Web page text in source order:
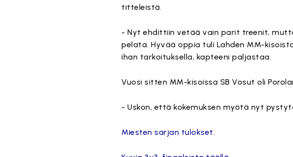
titteleistä.
- Nyt ehdittiin vetää vain parit treenit,
pelata. Hyvää oppia tuli Lahden MM-
ihan tarkoituksella, kapteeni paljastaa.
Vuosi sitten MM-kisoissa SB Vosut oli
- Uskon, että kokemuksen myötä nyt
Miesten sarjan tulokset.